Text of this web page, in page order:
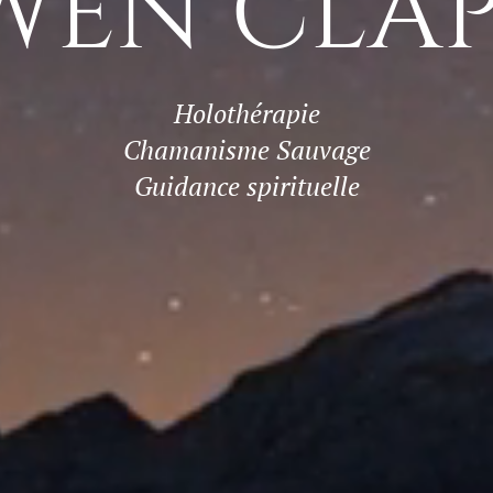
Holothérapie
Chamanisme Sauvage
Guidance spirituelle